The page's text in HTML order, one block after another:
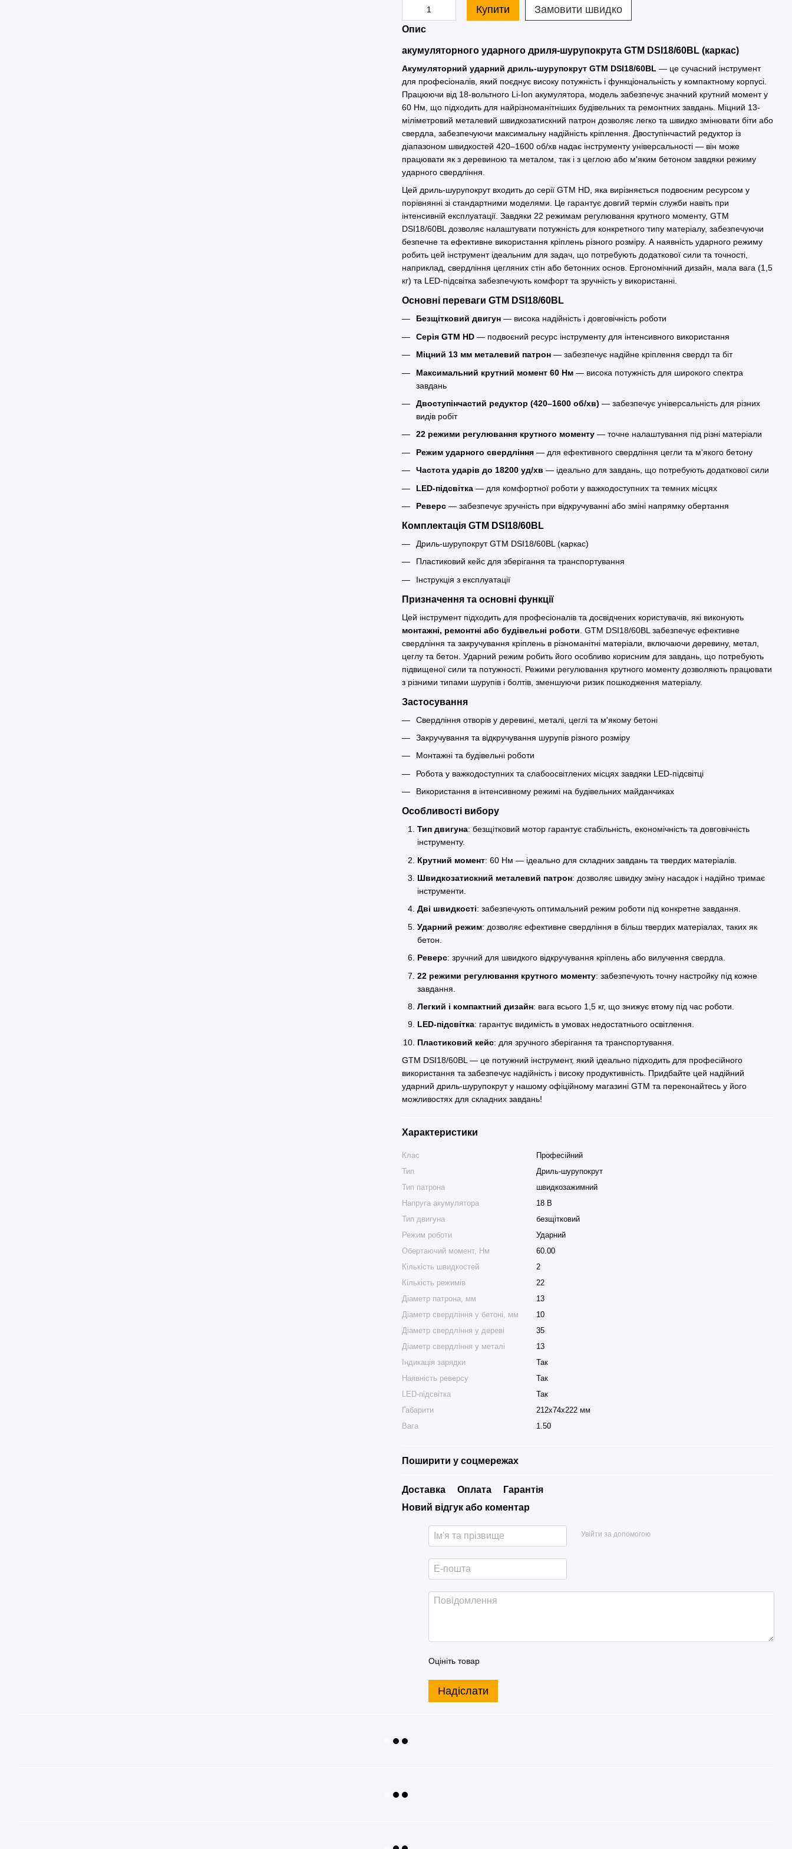
Купити Замовити швидко
Опис
акумуляторного ударного дриля-шурупокрута GTM DSI18/60BL (каркас)
Акумуляторний ударний дриль-шурупокрут GTM DSI18/60BL — це сучасний інструмент
для професіоналів, який поєднує високу потужність і функціональність у компактному корпусі.
Працюючи від 18-вольтного Li-Ion акумулятора, модель забезпечує значний крутний момент у
60 Нм, що підходить для найрізноманітніших будівельних та ремонтних завдань. Міцний 13-
міліметровий металевий швидкозатискний патрон дозволяє легко та швидко змінювати біти або
свердла, забезпечуючи максимальну надійність кріплення. Двоступінчастий редуктор із
діапазоном швидкостей 420–1600 об/хв надає інструменту універсальності — він може
працювати як з деревиною та металом, так і з цеглою або м'яким бетоном завдяки режиму
ударного свердління.
Цей дриль-шурупокрут входить до серії GTM HD, яка вирізняється подвоєним ресурсом у
порівнянні зі стандартними моделями. Це гарантує довгий термін служби навіть при
інтенсивній експлуатації. Завдяки 22 режимам регулювання крутного моменту, GTM
DSI18/60BL дозволяє налаштувати потужність для конкретного типу матеріалу, забезпечуючи
безпечне та ефективне використання кріплень різного розміру. А наявність ударного режиму
робить цей інструмент ідеальним для задач, що потребують додаткової сили та точності,
наприклад, свердління цегляних стін або бетонних основ. Ергономічний дизайн, мала вага (1,5
кг) та LED-підсвітка забезпечують комфорт та зручність у використанні.
Основні переваги GTM DSI18/60BL
Безщітковий двигун — висока надійність і довговічність роботи
Серія GTM HD — подвоєний ресурс інструменту для інтенсивного використання
Міцний 13 мм металевий патрон — забезпечує надійне кріплення свердл та біт
Максимальний крутний момент 60 Нм — висока потужність для широкого спектра
завдань
Двоступінчастий редуктор (420–1600 об/хв) — забезпечує універсальність для різних
видів робіт
22 режими регулювання крутного моменту — точне налаштування під різні матеріали
Режим ударного свердління — для ефективного свердління цегли та м'якого бетону
Частота ударів до 18200 уд/хв — ідеально для завдань, що потребують додаткової сили
LED-підсвітка — для комфортної роботи у важкодоступних та темних місцях
Реверс — забезпечує зручність при відкручуванні або зміні напрямку обертання
Комплектація GTM DSI18/60BL
Дриль-шурупокрут GTM DSI18/60BL (каркас)
Пластиковий кейс для зберігання та транспортування
Інструкція з експлуатації
Призначення та основні функції
Цей інструмент підходить для професіоналів та досвідчених користувачів, які виконують
монтажні, ремонтні або будівельні роботи . GTM DSI18/60BL забезпечує ефективне
свердління та закручування кріплень в різноманітні матеріали, включаючи деревину, метал,
цеглу та бетон. Ударний режим робить його особливо корисним для завдань, що потребують
підвищеної сили та потужності. Режими регулювання крутного моменту дозволяють працювати
з різними типами шурупів і болтів, зменшуючи ризик пошкодження матеріалу.
Застосування
Свердління отворів у деревині, металі, цеглі та м'якому бетоні
Закручування та відкручування шурупів різного розміру
Монтажні та будівельні роботи
Робота у важкодоступних та слабоосвітлених місцях завдяки LED-підсвітці
Використання в інтенсивному режимі на будівельних майданчиках
Особливості вибору
Тип двигуна: безщітковий мотор гарантує стабільність, економічність та довговічність
інструменту.
Крутний момент: 60 Нм — ідеально для складних завдань та твердих матеріалів.
Швидкозатискний металевий патрон: дозволяє швидку зміну насадок і надійно тримає
інструменти.
Дві швидкості: забезпечують оптимальний режим роботи під конкретне завдання.
Ударний режим: дозволяє ефективне свердління в більш твердих матеріалах, таких як
бетон.
Реверс: зручний для швидкого відкручування кріплень або вилучення свердла.
22 режими регулювання крутного моменту: забезпечують точну настройку під кожне
завдання.
Легкий і компактний дизайн: вага всього 1,5 кг, що знижує втому під час роботи.
LED-підсвітка: гарантує видимість в умовах недостатнього освітлення.
Пластиковий кейс: для зручного зберігання та транспортування.
GTM DSI18/60BL — це потужний інструмент, який ідеально підходить для професійного
використання та забезпечує надійність і високу продуктивність. Придбайте цей надійний
ударний дриль-шурупокрут у нашому офіційному магазині GTM та переконайтесь у його
можливостях для складних завдань!
Характеристики
Клас
Професійний
Тип
Дриль-шурупокрут
Тип патрона
швидкозажимний
Напруга акумулятора
18 В
Тип двигуна
безщітковий
Режим роботи
Ударний
Обертаючий момент, Нм
60.00
Кількість швидкостей
2
Кількість режимів
22
Діаметр патрона, мм
13
Діаметр свердління у бетоні, мм
10
Діаметр свердління у дереві
35
Діаметр свердління у металі
13
Індикація зарядки
Так
Наявність реверсу
Так
LED-підсвітка
Так
Габарити
212x74x222 мм
Вага
1.50
Поширити у соцмережах
Доставка Оплата
Гарантія
Новий відгук або коментар
Увійти за допомогою
Оцініть товар
Надіслати